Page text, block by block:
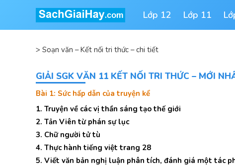
Lớp 12 Lớp 11
> Soạn văn – Kết nối tri thức – chi tiết
GIẢI SGK VĂN 11 KẾT NỐI TRI THỨC – MỚI
Bài 1: Sức hấp dẫn của truyện kể
1. Truyện về các vị thần sáng tạo thế giới
2. Tản Viên từ phán sự lục
3. Chữ người tử tù
4. Thực hành tiếng việt trang 28
5. Viết văn bản nghị luận phân tích, đánh giá một tác